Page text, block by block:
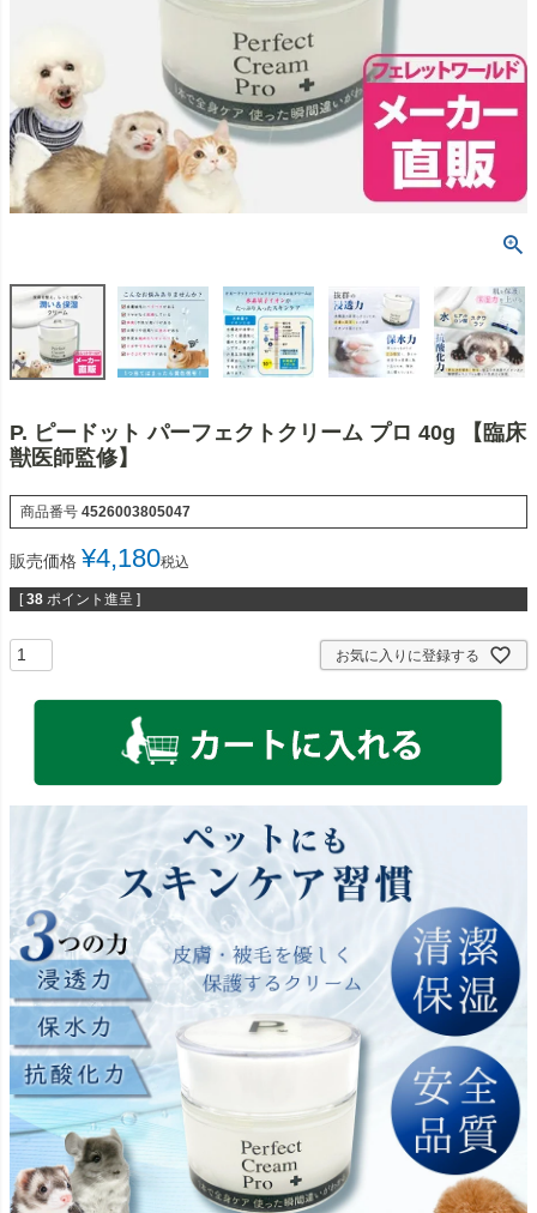
P. ピードット パーフェクトクリーム プロ 40g 【臨床
獣医師監修】
商品番号 4526003805047
販売価格 ¥4,180税込
[ 38 ポイント進呈 ]
お気に入りに登録する